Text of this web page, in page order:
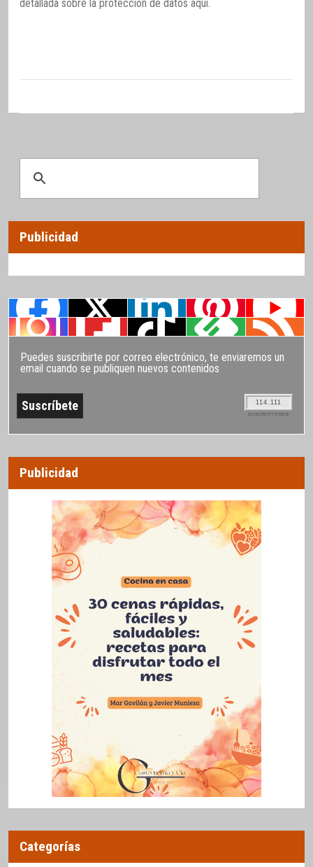
detallada sobre la protección de datos aquí
Publicidad
Puedes suscribirte por correo electrónico, te enviaremos un
email cuando se publiquen nuevos contenidos
114.111
SUSCRIPTORES
Publicidad
Categorías